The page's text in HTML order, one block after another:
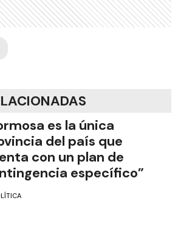
es la única
del país que
con un plan de
específico”